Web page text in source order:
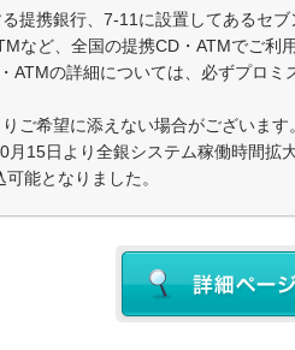
提携銀行、7-11に設置してあるセ
など、全国の提携CD・ATMでご利
の詳細については、必ずプロミ
ご希望に添えない場合がございます。
15日より全銀システム稼働時間拡
能となりました。